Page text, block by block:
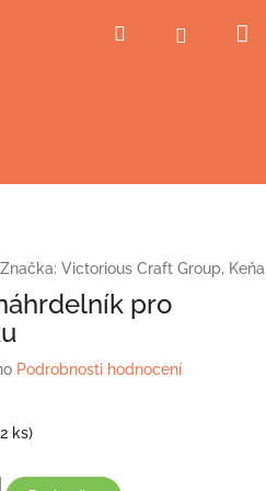
Hledat Přihlášení
Značka: Victorious Craft Group, Keňa
pro
Podrobnosti hodnocení
ks)